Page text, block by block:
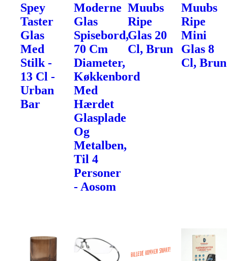
Spey
Taster
Glas
Med
Stilk -
13 Cl -
Urban
Bar
Moderne
Glas
Spisebord,
70 Cm
Diameter,
Køkkenbord
Med
Hærdet
Glasplade
Og
Metalben,
Til 4
Personer
- Aosom
Muubs
Ripe
Glas 20
Cl, Brun
Muubs
Ripe
Mini
Glas 8
Cl, Brun